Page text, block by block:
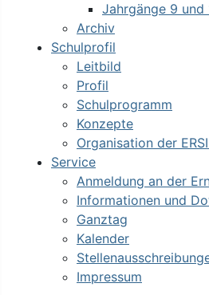
Jahrgänge 9 und
Archiv
Schulprofil
Leitbild
Profil
Schulprogramm
Konzepte
Organisation der
Service
Anmeldung an der
Informationen und
Ganztag
Kalender
Impressum